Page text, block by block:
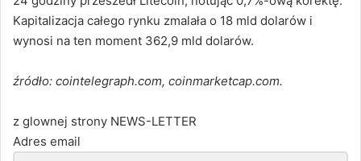
Kapitalizacja całego rynku zmalała o 18 mld dolarów i
wynosi na ten moment 362,9 mld dolarów.
źródło: cointelegraph.com, coinmarketcap.com.
z glownej strony NEWS-LETTER
Adres email